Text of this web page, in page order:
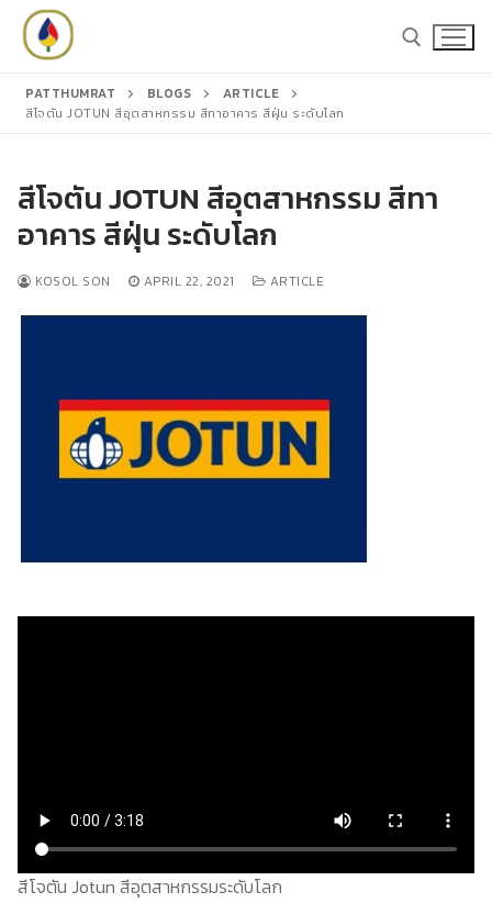
Skip
content
Search
for:
สีชูโกกุ
สีโจตัน
แคตตาล็อก
บทความ
PATTHUMRAT BLOGS
ARTICLE
สีโจตัน JOTUN สีอุตสาหกรรม สีทาอาคาร สีฝุ่น ระดับโลก
สีโจตัน JOTUN สีอุตสาหกรรม สีทา
อาคาร สีฝุ่น ระดับโลก
KOSOL SON APRIL 22, 2021 ARTICLE
สีโจตัน Jotun สีอุตสาหกรรมระดับโลก